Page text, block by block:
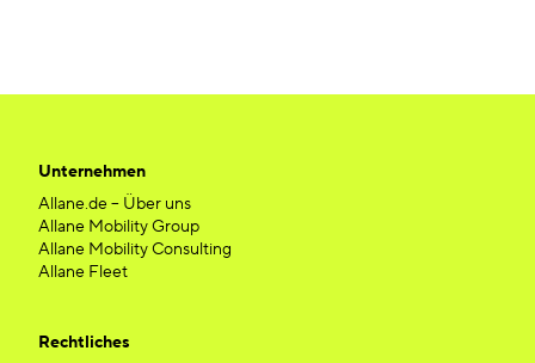
Unternehmen
Allane.de – Über uns
Allane Mobility Group
Allane Mobility Consulting
Allane Fleet
Rechtliches